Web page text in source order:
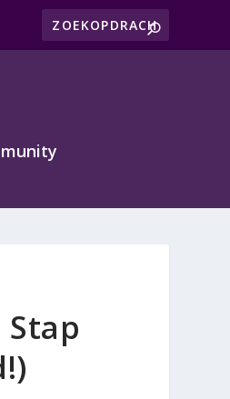
Stap